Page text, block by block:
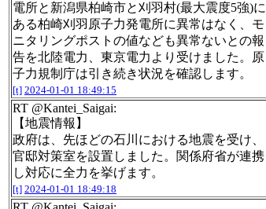
電所と新潟県柏崎市と刈羽村(最大震度5強)に
ある柏崎刈羽原子力発電所に異常はなく、モ
ニタリングポストの値なども異常ないとの報
告を北陸電力、東京電力より受けました。原
子力規制庁は引き続き状況を確認します。
[t] 2024-01-01 18:49:15
RT @Kantei_Saigai:
【地震情報】
政府は、先ほどの石川における地震を受け、
官邸対策室を設置しました。関係府省が連携
し対応に全力を挙げます。
[t] 2024-01-01 18:49:18